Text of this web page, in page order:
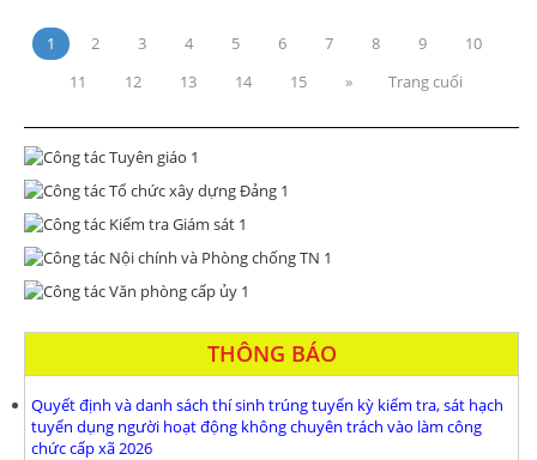
1 2 3 4 5 6 7 8 9
10
11
12 13 14 15 » Trang cuối
THÔNG BÁO
Quyết định và danh sách thí sinh trúng tuyển kỳ kiểm tra, sát hạch
tuyển dụng người hoạt động không chuyên trách vào làm công
chức cấp xã 2026